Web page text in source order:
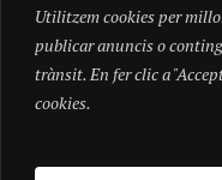
Utilitzem cookies per
publicar anuncis o
trànsit. En fer clic a
cookies.